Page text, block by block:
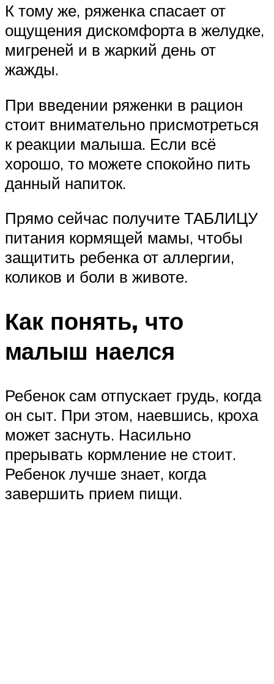
К тому же, ряженка спасает от
ощущения дискомфорта в желудке,
мигреней и в жаркий день от
жажды.
При введении ряженки в рацион
стоит внимательно присмотреться
к реакции малыша. Если всё
хорошо, то можете спокойно пить
данный напиток.
Прямо сейчас получите ТАБЛИЦУ
питания кормящей мамы, чтобы
защитить ребенка от аллергии,
коликов и боли в животе.
Как понять, что
малыш наелся
Ребенок сам отпускает грудь, когда
он сыт. При этом, наевшись, кроха
может заснуть. Насильно
прерывать кормление не стоит.
Ребенок лучше знает, когда
завершить прием пищи.